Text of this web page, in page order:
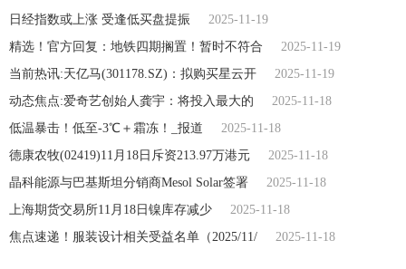
日经指数或上涨 受逢低买盘提振
2025-11-19
精选！官方回复：地铁四期搁置！暂时不符合
2025-11-19
当前热讯:天亿马(301178.SZ)：拟购买星云开
2025-11-19
动态焦点:爱奇艺创始人龚宇：将投入最大的
2025-11-18
低温暴击！低至-3℃＋霜冻！_报道
2025-11-18
德康农牧(02419)11月18日斥资213.97万港元
2025-11-18
晶科能源与巴基斯坦分销商Mesol Solar签署
2025-11-18
上海期货交易所11月18日镍库存减少
2025-11-18
焦点速递！服装设计相关受益名单（2025/11/
2025-11-18